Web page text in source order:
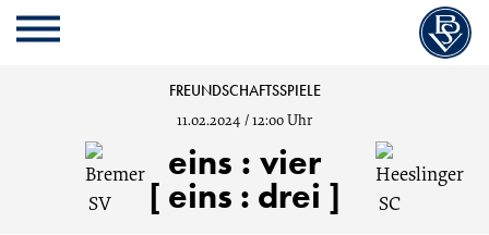
Cookie
Einstellungen
Zum
Inhalt
Cookie
Einstellungen
Kopfbereich
MENU
FREUNDSCHAFTSSPIELE
11.02.2024 /12:00 Uhr
eins : vier
[ eins : drei ]